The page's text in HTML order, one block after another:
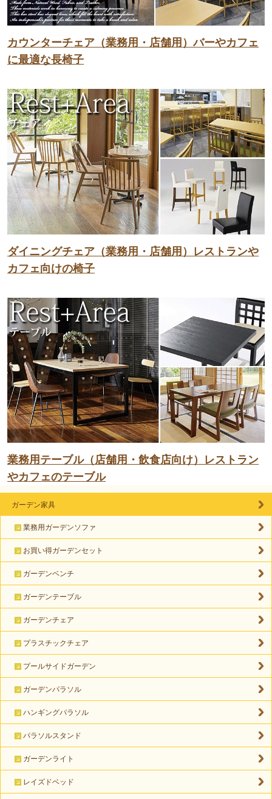
カウンターチェア（業務用・店舗用）バーやカフェ
に最適な長椅子
ダイニングチェア（業務用・店舗用）レストランや
カフェ向けの椅子
業務用テーブル（店舗用・飲食店向け）レストラン
やカフェのテーブル
ガーデン家具
業務用ガーデンソファ
お買い得ガーデンセット
ガーデンベンチ
ガーデンテーブル
ガーデンチェア
プラスチックチェア
プールサイドガーデン
ガーデンパラソル
ハンギングパラソル
パラソルスタンド
ガーデンライト
レイズドベッド